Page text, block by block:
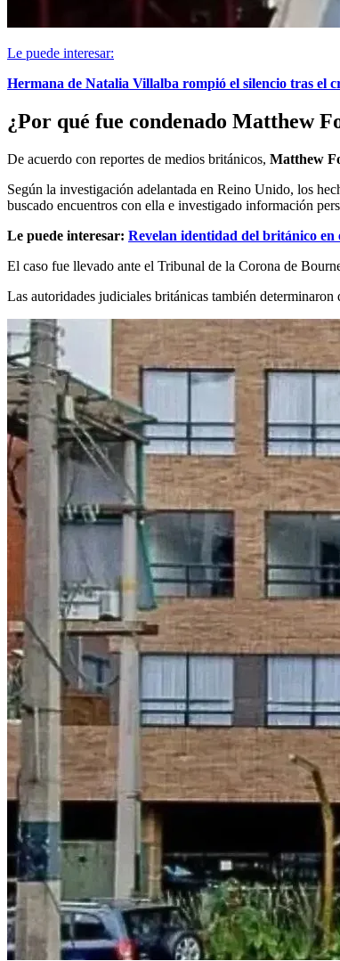
Le puede interesar:
Hermana de Natalia Villalba rompió el silencio tras el
¿Por qué fue condenado Matthew
De acuerdo con reportes de medios británicos, Matthew
Según la investigación adelantada en Reino Unido, los
buscado encuentros con ella e investigado información
Le puede interesar: Revelan identidad del británico en
El caso fue llevado ante el Tribunal de la Corona de
Las autoridades judiciales británicas también